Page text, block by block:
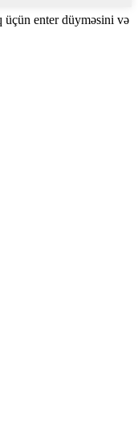
üçün enter düyməsini və